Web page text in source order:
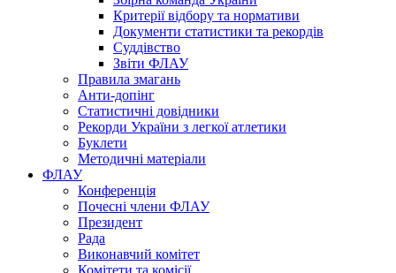
Критерії відбору та нормативи
Документи статистики та рекордів
Суддівство
Звіти ФЛАУ
Правила змагань
Анти-допінг
Статистичні довідники
Рекорди України з легкої атлетики
Буклети
Методичні матеріали
ФЛАУ
Конференція
Почесні члени ФЛАУ
Президент
Рада
Виконавчий комітет
Комітети та комісії